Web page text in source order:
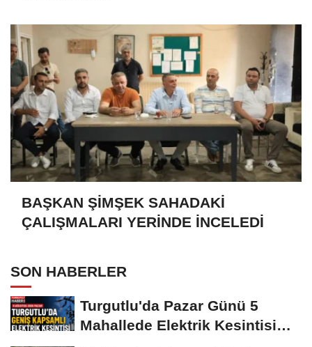
BAŞKAN ŞİMŞEK SAHADAKİ
ÇALIŞMALARI YERİNDE İNCELEDİ
SON HABERLER
Turgutlu'da Pazar Günü 5
Mahallede Elektrik Kesintisi